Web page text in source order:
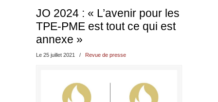
JO 2024 : « L’avenir pour les
TPE-PME est tout ce qui est
annexe »
Le 25 juillet 2021 / Revue de presse